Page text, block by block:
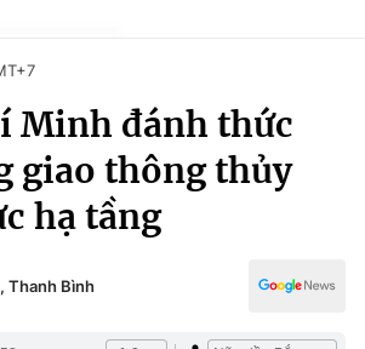
trí
Minh đánh thức
giao thông thủy
hạ tầng
Thanh Bình